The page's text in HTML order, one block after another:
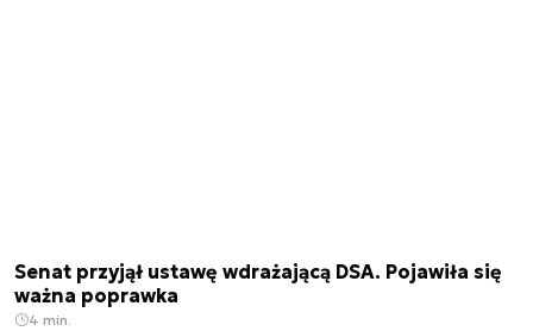
Senat przyjął ustawę wdrażającą DSA. Pojawiła się
ważna poprawka
4 min.